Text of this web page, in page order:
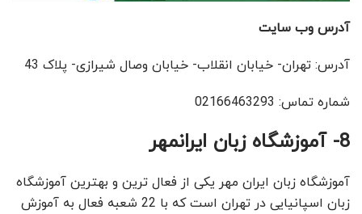
آدرس وب سایت
آدرس: تهران- خیابان انقلاب- خیابان وصال شیرازی- پلاک 43
شماره تماس: 02166463293
8- آموزشگاه زبان ایرانمهر
آموزشگاه زبان ایران مهر یکی از فعال ترین و بهترین آموزشگاه
زبان اسپانیایی در تهران است که با 22 شعبه فعال به آموزش